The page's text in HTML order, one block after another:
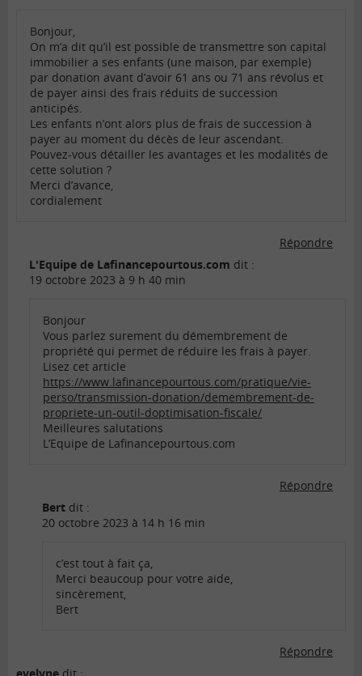
Bonjour,
On m’a dit qu’il est possible de transmettre son capital
immobilier a ses enfants (une maison, par exemple)
par donation avant d’avoir 61 ans ou 71 ans révolus et
de payer ainsi des frais réduits de succession
anticipés.
Les enfants n’ont alors plus de frais de succession à
payer au moment du décès de leur ascendant.
Pouvez-vous détailler les avantages et les modalités de
cette solution ?
Merci d’avance,
cordialement
Répondre
L'Equipe de Lafinancepourtous.com dit :
19 octobre 2023 à 9 h 40 min
Bonjour
Vous parlez surement du démembrement de
propriété qui permet de réduire les frais à payer.
Lisez cet article
https://www.lafinancepourtous.com/pratique/vie-
perso/transmission-donation/demembrement-de-
propriete-un-outil-doptimisation-fiscale/
Meilleures salutations
L’Equipe de Lafinancepourtous.com
Répondre
Bert dit :
20 octobre 2023 à 14 h 16 min
c’est tout à fait ça,
Merci beaucoup pour votre aide,
sincèrement,
Bert
Répondre